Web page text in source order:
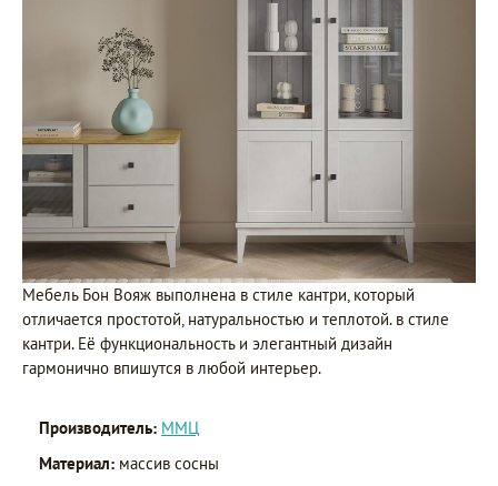
Мебель Бон Вояж выполнена в стиле кантри, который
отличается простотой, натуральностью и теплотой. в стиле
кантри. Её функциональность и элегантный дизайн
гармонично впишутся в любой интерьер.
Производитель: ММЦ
Материал: массив сосны